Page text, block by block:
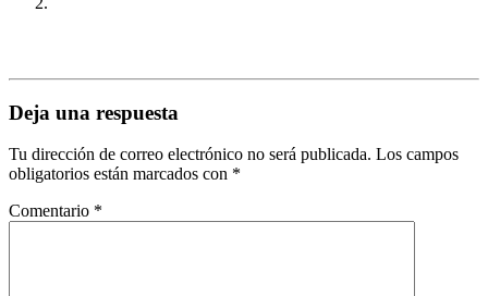
Deja una respuesta
Tu dirección de correo electrónico no será publicada. Los campos
obligatorios están marcados con *
Comentario *